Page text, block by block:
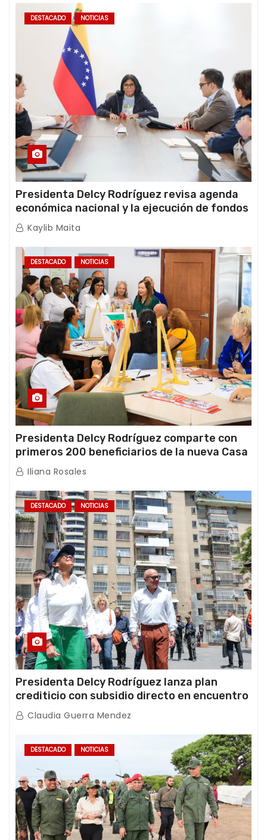
DESTACADO NOTICIAS
Presidenta Delcy Rodríguez revisa agenda
económica nacional y la ejecución de fondos
de emergencia post-sismos
Kaylib Maita
DESTACADO NOTICIAS
Presidenta Delcy Rodríguez comparte con
primeros 200 beneficiarios de la nueva Casa
de los Abuelos “La Primavera” en Caracas
Iliana Rosales
DESTACADO NOTICIAS
Presidenta Delcy Rodríguez lanza plan
crediticio con subsidio directo en encuentro
con Juntas de Condominio
Claudia Guerra Mendez
DESTACADO NOTICIAS